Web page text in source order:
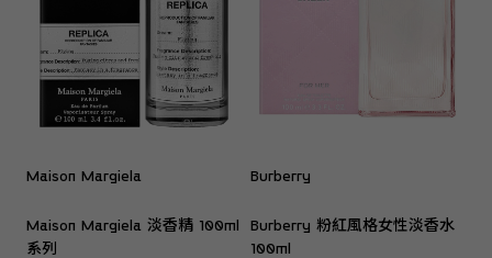
Maison Margiela
Maison Margiela 淡香精 100ml
系列
Burberry
Burberry 粉紅風格女性淡香水
100ml